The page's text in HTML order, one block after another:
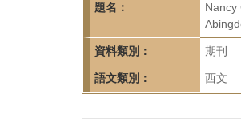
題名：
Nancy
資料類別： 期刊
語文類別： 西文